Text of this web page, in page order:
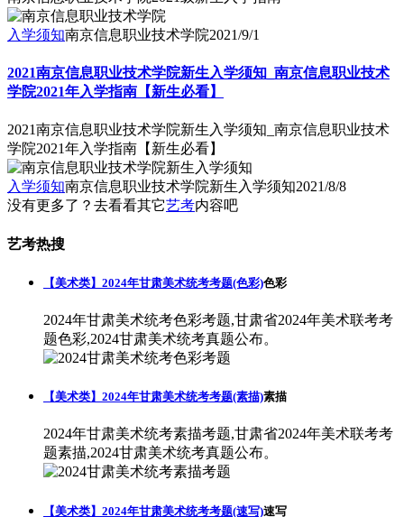
入学须知南京信息职业技术学院2021/9/1
2021南京信息职业技术学院新生入学须知_南京信息职业技术
学院2021年入学指南【新生必看】
2021南京信息职业技术学院新生入学须知_南京信息职业技术
学院2021年入学指南【新生必看】
入学须知南京信息职业技术学院新生入学须知2021/8/8
没有更多了？去看看其它艺考内容吧
艺考热搜
【美术类】2024年甘肃美术统考考题(色彩)色彩
2024年甘肃美术统考色彩考题,甘肃省2024年美术联考考
题色彩,2024甘肃美术统考真题公布。
【美术类】2024年甘肃美术统考考题(素描)素描
2024年甘肃美术统考素描考题,甘肃省2024年美术联考考
题素描,2024甘肃美术统考真题公布。
【美术类】2024年甘肃美术统考考题(速写)速写